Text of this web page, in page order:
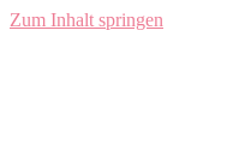
Zum Inhalt springen